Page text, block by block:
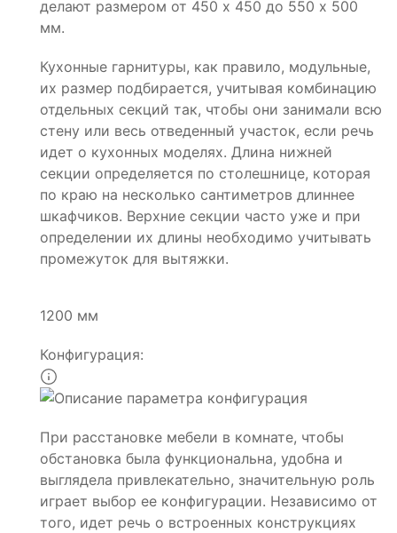
делают размером от 450 х 450 до 550 х 500
мм.
Кухонные гарнитуры, как правило, модульные,
их размер подбирается, учитывая комбинацию
отдельных секций так, чтобы они занимали всю
стену или весь отведенный участок, если речь
идет о кухонных моделях. Длина нижней
секции определяется по столешнице, которая
по краю на несколько сантиметров длиннее
шкафчиков. Верхние секции часто уже и при
определении их длины необходимо учитывать
промежуток для вытяжки.
1200 мм
Конфигурация:
При расстановке мебели в комнате, чтобы
обстановка была функциональна, удобна и
выглядела привлекательно, значительную роль
играет выбор ее конфигурации. Независимо от
того, идет речь о встроенных конструкциях